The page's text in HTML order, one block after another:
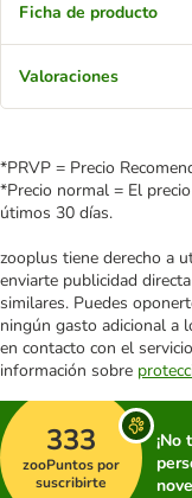
Ficha de producto
Valoraciones
*PRVP = Precio
*Precio normal = El
útimos 30 días.
zooplus tiene derecho a
enviarte publicidad
similares. Puedes
ningún gasto adicional a
en contacto con el
información sobre
333
zooPuntos por
suscribirte
¡No